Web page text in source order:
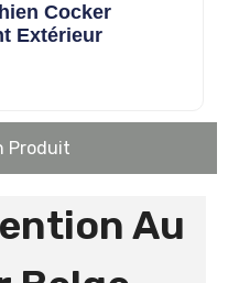
Cocker
Extérieur
Produit
Au